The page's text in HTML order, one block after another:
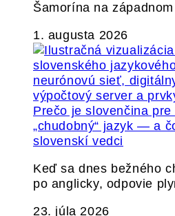
Šamorína na
1. augusta 2026
Prečo je slovenčina
„chudobný“ jazyk — a
slovenskí vedci
Keď sa dnes bežného
po anglicky, odpovie
23. júla 2026